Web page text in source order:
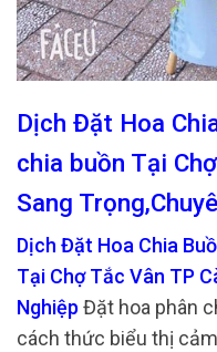
Dịch Đặt Hoa
chia buồn Tại
Sang
Dịch Đặt Hoa Chia
Tại Chợ Tắc Vân TP
Nghiệp Đặt hoa phân
cách thức biểu thị